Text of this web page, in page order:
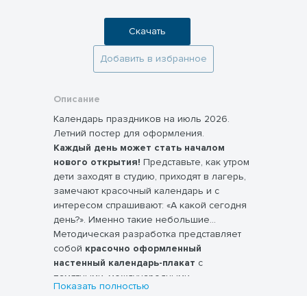
Скачать
Добавить в избранное
Описание
Календарь праздников на июль 2026.
Летний постер для оформления.
Каждый день может стать началом
нового открытия! Представьте, как утром
дети заходят в студию, приходят в лагерь,
замечают красочный календарь и с
интересом спрашивают: «А какой сегодня
день?». Именно такие небольшие
ежедневные ритуалы помогают создать
атмосферу любознательности, расширяют
кругозор и превращают обычный день в
повод для познавательной беседы. Этот
календарь памятных дат и праздников на
Методическая разработка представляет
собой красочно оформленный
настенный календарь-плакат с
памятными, международными,
профессиональными и необычными
Показать полностью